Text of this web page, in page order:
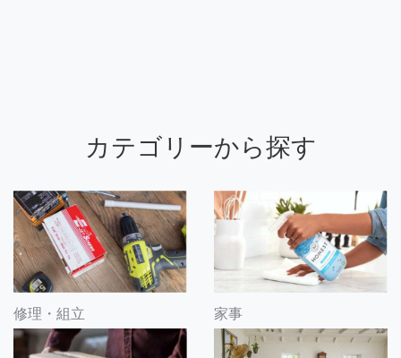
カテゴリーから探す
修理・組立 家事